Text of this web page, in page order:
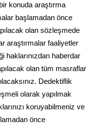
konuda araştırma
başlamadan önce
olan sözleşmede
araştırmalar faaliyetler
haklarınızdan haberdar
olan tüm masraflar
Dedektiflik
olarak yapılmak
koruyabilmeniz ve
önce